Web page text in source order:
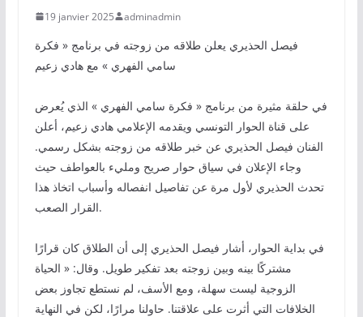
19 janvier 2025 adminadmin
فيصل الحذيري يعلن طلاقه من زوجته في برنامج « فكرة
سامي الفهري » مع هادي زعيم
في حلقة مثيرة من برنامج « فكرة سامي الفهري » الذي يُعرض
على قناة الحوار التونسي ويقدمه الإعلامي هادي زعيم، أعلن
الفنان فيصل الحذيري عن خبر طلاقه من زوجته بشكل رسمي.
وجاء الإعلان في سياق حوار صريح ومليء بالعواطف حيث
تحدث الحذيري لأول مرة عن تفاصيل انفصاله وأسباب اتخاذ هذا
القرار الصعب.
في بداية الحوار، أشار فيصل الحذيري إلى أن الطلاق كان قرارًا
مشتركًا بينه وبين زوجته بعد تفكير طويل. وقال: « الحياة
الزوجية ليست سهلة، ومع الأسف، لم نستطع تجاوز بعض
الخلافات التي أثرت على علاقتنا. حاولنا مرارًا، لكن في النهاية